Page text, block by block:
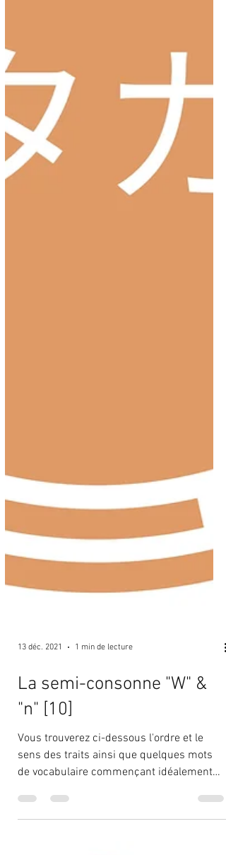
13 déc. 2021 1 min de lecture
La semi-consonne "W" &
"n" [10]
Vous trouverez ci-dessous l'ordre et le